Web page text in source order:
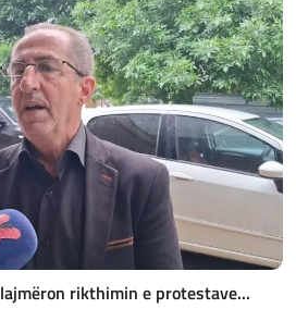
rikthimin e protestave...